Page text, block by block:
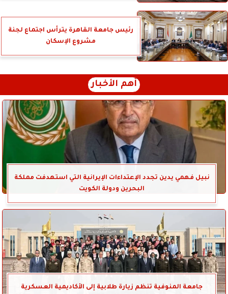
رئيس جامعة القاهرة يترأس اجتماع لجنة
مشروع الإسكان
أهم الأخبار
نبيل فهمي يدين تجدد الإعتداءات الإيرانية التي استهدفت مملكة
البحرين ودولة الكويت
جامعة المنوفية تنظم زيارة طلابية إلى الأكاديمية العسكرية